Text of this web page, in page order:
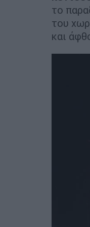
το
του
και